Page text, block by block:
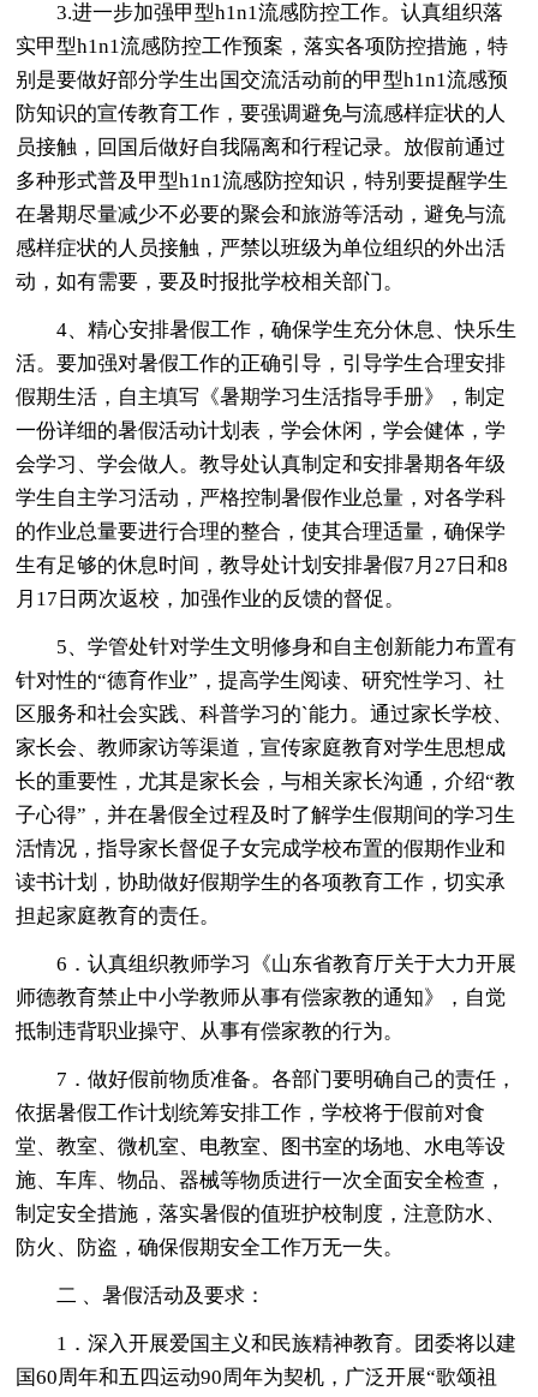
3.进一步加强甲型h1n1流感防控工作。认真组织落
实甲型h1n1流感防控工作预案，落实各项防控措施，特
别是要做好部分学生出国交流活动前的甲型h1n1流感预
防知识的宣传教育工作，要强调避免与流感样症状的人
员接触，回国后做好自我隔离和行程记录。放假前通过
多种形式普及甲型h1n1流感防控知识，特别要提醒学生
在暑期尽量减少不必要的聚会和旅游等活动，避免与流
感样症状的人员接触，严禁以班级为单位组织的外出活
动，如有需要，要及时报批学校相关部门。
4、精心安排暑假工作，确保学生充分休息、快乐生
活。要加强对暑假工作的正确引导，引导学生合理安排
假期生活，自主填写《暑期学习生活指导手册》，制定
一份详细的暑假活动计划表，学会休闲，学会健体，学
会学习、学会做人。教导处认真制定和安排暑期各年级
学生自主学习活动，严格控制暑假作业总量，对各学科
的作业总量要进行合理的整合，使其合理适量，确保学
生有足够的休息时间，教导处计划安排暑假7月27日和8
月17日两次返校，加强作业的反馈的督促。
5、学管处针对学生文明修身和自主创新能力布置有
针对性的“德育作业”，提高学生阅读、研究性学习、社
区服务和社会实践、科普学习的`能力。通过家长学校、
家长会、教师家访等渠道，宣传家庭教育对学生思想成
长的重要性，尤其是家长会，与相关家长沟通，介绍“教
子心得”，并在暑假全过程及时了解学生假期间的学习生
活情况，指导家长督促子女完成学校布置的假期作业和
读书计划，协助做好假期学生的各项教育工作，切实承
担起家庭教育的责任。
6．认真组织教师学习《山东省教育厅关于大力开展
师德教育禁止中小学教师从事有偿家教的通知》，自觉
抵制违背职业操守、从事有偿家教的行为。
7．做好假前物质准备。各部门要明确自己的责任，
依据暑假工作计划统筹安排工作，学校将于假前对食
堂、教室、微机室、电教室、图书室的场地、水电等设
施、车库、物品、器械等物质进行一次全面安全检查，
制定安全措施，落实暑假的值班护校制度，注意防水、
防火、防盗，确保假期安全工作万无一失。
二 、暑假活动及要求：
1．深入开展爱国主义和民族精神教育。团委将以建
国60周年和五四运动90周年为契机，广泛开展“歌颂祖